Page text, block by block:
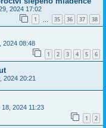
2024 17:02
1 35 36 37 38
2024 08:48
1 2 3 4 5 6
2024 20:21
18, 2024 11:23
1 2